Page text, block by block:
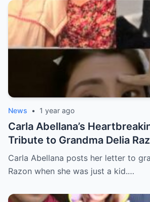
News • 1 year ago
Carla Abellana’s
Tribute to Grandma Delia
You in Tears!
Carla Abellana posts her letter to
Razon when she was just a kid.…